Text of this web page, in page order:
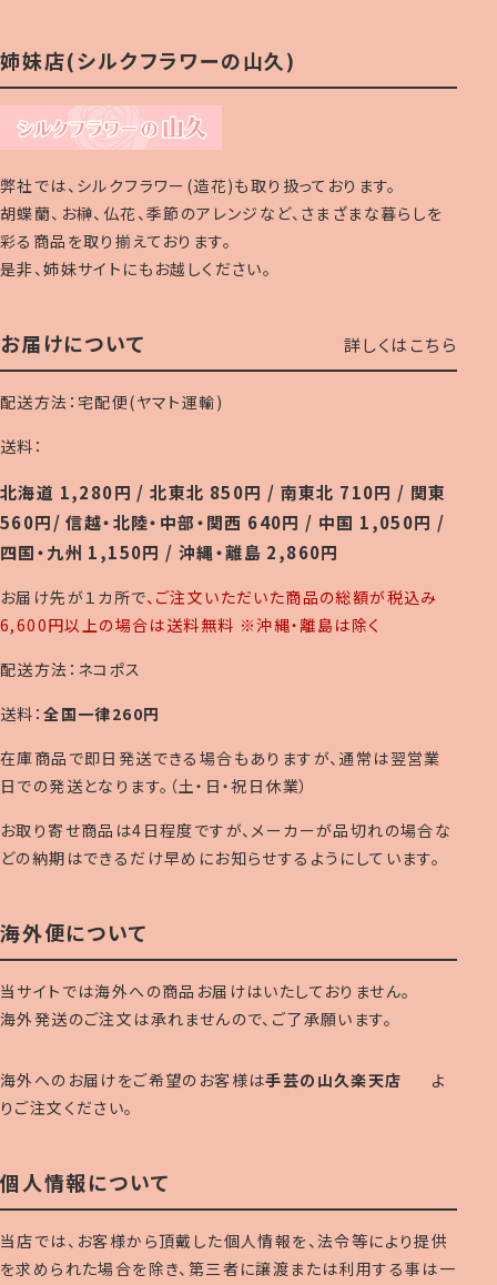
姉妹店(シルクフラワーの山久)
弊社では、シルクフラワー(造花)も取り扱っております。
胡蝶蘭、お榊、仏花、季節のアレンジなど、さまざまな暮らしを
彩る商品を取り揃えております。
是非、姉妹サイトにもお越しください。
お届けについて 詳しくはこちら
配送方法：宅配便(ヤマト運輸)
送料：
北海道 1,280円 / 北東北 850円 / 南東北 710円 / 関東
560円/ 信越・北陸・中部・関西 640円 / 中国 1,050円 /
四国・九州 1,150円 / 沖縄・離島 2,860円
お届け先が１カ所で、ご注文いただいた商品の総額が税込み
6,600円以上の場合は送料無料 ※沖縄・離島は除く
配送方法：ネコポス
送料：全国一律260円
在庫商品で即日発送できる場合もありますが、通常は翌営業
日での発送となります。（土・日・祝日休業）
お取り寄せ商品は4日程度ですが、メーカーが品切れの場合な
どの納期はできるだけ早めにお知らせするようにしています。
海外便について
当サイトでは海外への商品お届けはいたしておりません。
海外発送のご注文は承れませんので、ご了承願います。
海外へのお届けをご希望のお客様は手芸の山久楽天店
よ
りご注文ください。
個人情報について
当店では、お客様から頂戴した個人情報を、法令等により提供
を求められた場合を除き、第三者に譲渡または利用する事は一